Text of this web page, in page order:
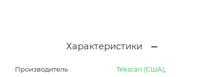
Характеристики
Производитель Tekscan (США);